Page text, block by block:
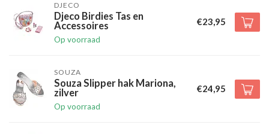
DJECO
Djeco Birdies Tas en
Accessoires
Op voorraad
€23,95
SOUZA
Souza Slipper hak Mariona,
zilver
Op voorraad
€24,95